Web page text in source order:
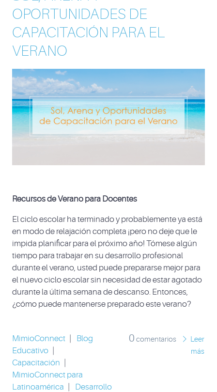
OPORTUNIDADES DE
CAPACITACIÓN PARA EL
VERANO
Recursos de Verano para Docentes
El ciclo escolar ha terminado y probablemente ya está
en modo de relajación completa ¡pero no deje que le
impida planificar para el próximo año! Tómese algún
tiempo para trabajar en su desarrollo profesional
durante el verano, usted puede prepararse mejor para
el nuevo ciclo escolar sin necesidad de estar agotado
durante la última semana de descanso. Entonces,
¿cómo puede mantenerse preparado este verano?
MimioConnect
Blog
Educativo
Capacitación
MimioConnect para
Latinoamérica
Desarrollo
0 comentarios
Leer
más